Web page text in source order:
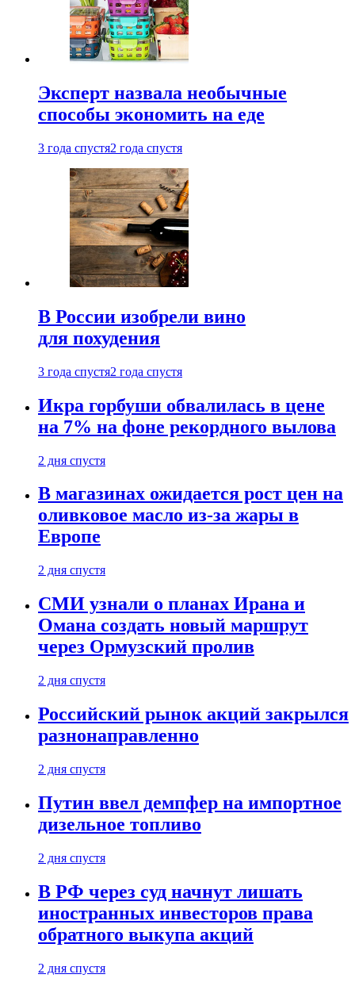
Эксперт назвала необычные
способы экономить на еде
3 года спустя2 года спустя
В России изобрели вино
для похудения
3 года спустя2 года спустя
Икра горбуши обвалилась в цене
на 7% на фоне рекордного вылова
2 дня спустя
В магазинах ожидается рост цен на
оливковое масло из-за жары в
Европе
2 дня спустя
СМИ узнали о планах Ирана и
Омана создать новый маршрут
через Ормузский пролив
2 дня спустя
Российский рынок акций закрылся
разнонаправленно
2 дня спустя
Путин ввел демпфер на импортное
дизельное топливо
2 дня спустя
В РФ через суд начнут лишать
иностранных инвесторов права
обратного выкупа акций
2 дня спустя